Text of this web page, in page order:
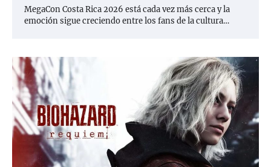
MegaCon Costa Rica 2026 está cada vez más cerca y la
emoción sigue creciendo entre los fans de la cultura…